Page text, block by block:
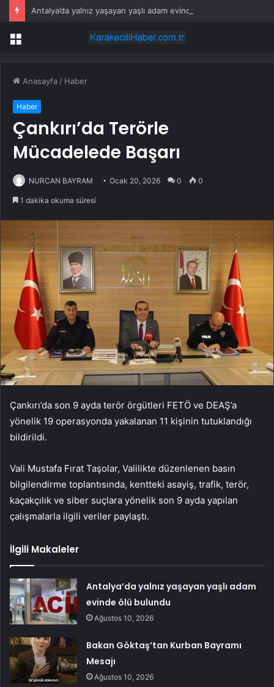
Antalya’da yalnız yaşayan yaşlı adam evinde ölü bulundu
Menü
Anasayfa / Haber
Haber
Çankırı’da Terörle
Mücadelede Başarı
NURCAN BAYRAM Ocak 20, 2026 0 0
1 dakika okuma süresi
Çankırı’da son 9 ayda terör örgütleri FETÖ ve DEAŞ’a
yönelik 19 operasyonda yakalanan 11 kişinin tutuklandığı
bildirildi.
Vali Mustafa Fırat Taşolar, Valilikte düzenlenen basın
bilgilendirme toplantısında, kentteki asayiş, trafik, terör,
kaçakçılık ve siber suçlara yönelik son 9 ayda yapılan
çalışmalarla ilgili veriler paylaştı.
İlgili Makaleler
Antalya’da yalnız yaşayan yaşlı adam
evinde ölü bulundu
Ağustos 10, 2026
Bakan Göktaş’tan Kurban Bayramı
Mesajı
Ağustos 10, 2026